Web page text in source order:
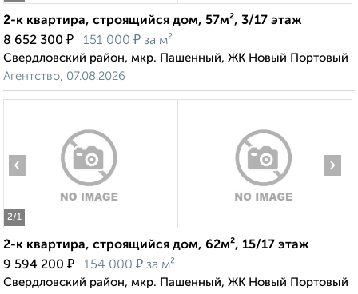
2-к квартира, строящийся дом, 57м², 3/17 этаж
8 652 300 ₽ 151 000 ₽ за м²
Свердловский район, мкр. Пашенный, ЖК Новый Портовый
Агентство, 07.08.2026
2/1
‹ ›
2-к квартира, строящийся дом, 62м², 15/17 этаж
9 594 200 ₽ 154 000 ₽ за м²
Свердловский район, мкр. Пашенный, ЖК Новый Портовый